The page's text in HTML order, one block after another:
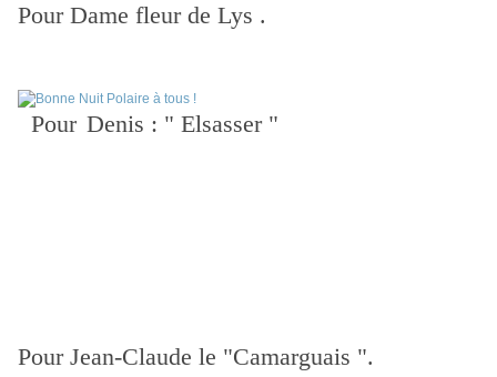
Pour Dame fleur de Lys .
Pour Denis : " Elsasser "
Pour Jean-Claude le "Camarguais ".